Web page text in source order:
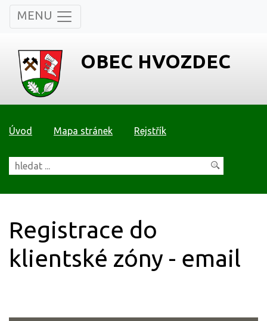
MENU
OBEC HVOZDEC
Úvod Mapa stránek Rejstřík
Registrace do
klientské zóny - email